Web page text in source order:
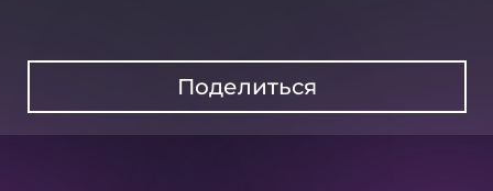
Поделиться